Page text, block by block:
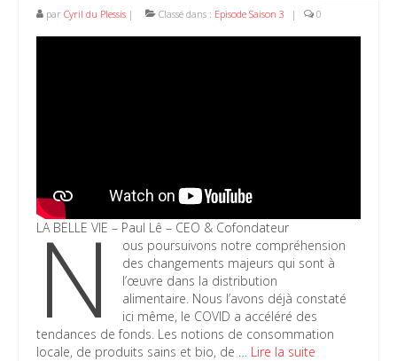
par Cyril du Plessis | Classé dans : Episode Saison 3 | 0
LA BELLE VIE – Paul Lê – CEO & Cofondateur
N
ous poursuivons notre compréhension
des changements majeurs qui sont à
l’œuvre dans la distribution
alimentaire. Nous l’avons déjà constaté
ici même, le COVID a accéléré des
tendances de fonds. Les notions de consommation
locale, de produits sains et bio, de … Lire la suite